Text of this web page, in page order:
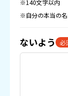
※140文字以内
※自分の本当の
ないよう 必